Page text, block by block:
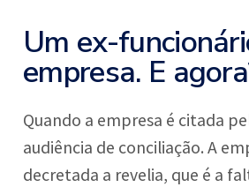
Um ex-
empresa. E
Quando a empresa é citada
audiência de conciliação. A
decretada a revelia, que é a